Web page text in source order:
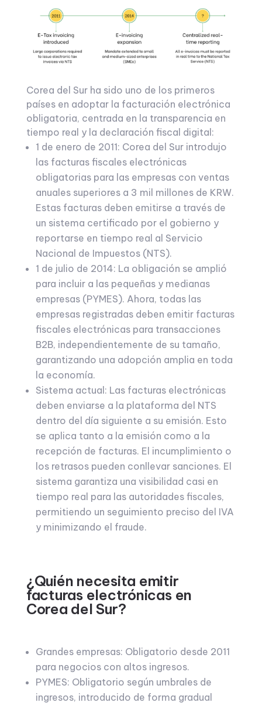
Corea del Sur ha sido uno de los primeros
países en adoptar la facturación electrónica
obligatoria, centrada en la transparencia en
tiempo real y la declaración fiscal digital:
1 de enero de 2011: Corea del Sur introdujo
las facturas fiscales electrónicas
obligatorias para las empresas con ventas
anuales superiores a 3 mil millones de KRW.
Estas facturas deben emitirse a través de
un sistema certificado por el gobierno y
reportarse en tiempo real al Servicio
Nacional de Impuestos (NTS).
1 de julio de 2014: La obligación se amplió
para incluir a las pequeñas y medianas
empresas (PYMES). Ahora, todas las
empresas registradas deben emitir facturas
fiscales electrónicas para transacciones
B2B, independientemente de su tamaño,
garantizando una adopción amplia en toda
la economía.
Sistema actual: Las facturas electrónicas
deben enviarse a la plataforma del NTS
dentro del día siguiente a su emisión. Esto
se aplica tanto a la emisión como a la
recepción de facturas. El incumplimiento o
los retrasos pueden conllevar sanciones. El
sistema garantiza una visibilidad casi en
tiempo real para las autoridades fiscales,
permitiendo un seguimiento preciso del IVA
y minimizando el fraude.
¿Quién necesita emitir
facturas electrónicas en
Corea del Sur?
Grandes empresas: Obligatorio desde 2011
para negocios con altos ingresos.
PYMES: Obligatorio según umbrales de
ingresos, introducido de forma gradual